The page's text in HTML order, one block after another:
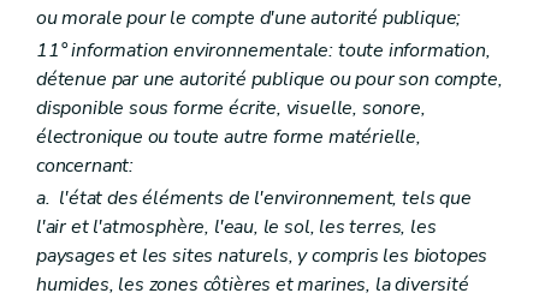
Art. D 87
Art. D 88
Art. D 89
Art. D 90
Art. D 91
Art. D 92
Partie VII . - Responsabilité environnementale en ce qui concerne la prevention et la reparation des dommages environnementaux
Titre premier
Art. D93
Titre II
Définitions
Art. D94
Titre III Champ d'application
Art. D95
ou morale pour le compte d'une autorité publique;
11° information environnementale: toute information,
détenue par une autorité publique ou pour son compte,
disponible sous forme écrite, visuelle, sonore,
électronique ou toute autre forme matérielle,
concernant:
a. l'état des éléments de l'environnement, tels que
l'air et l'atmosphère, l'eau, le sol, les terres, les
paysages et les sites naturels, y compris les biotopes
humides, les zones côtières et marines, la diversité